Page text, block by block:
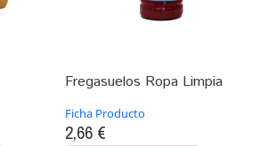
Fregasuelos Ropa Limpia
Ficha Producto
2,66 €